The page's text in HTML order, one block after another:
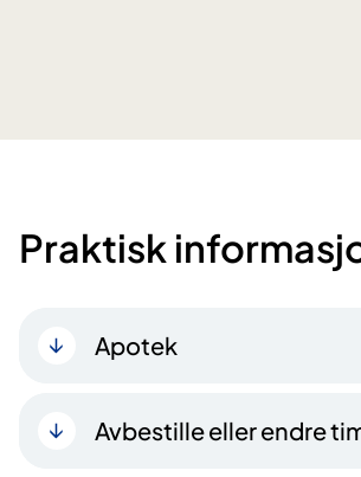
Praktisk
Apotek
Avbestille eller endre